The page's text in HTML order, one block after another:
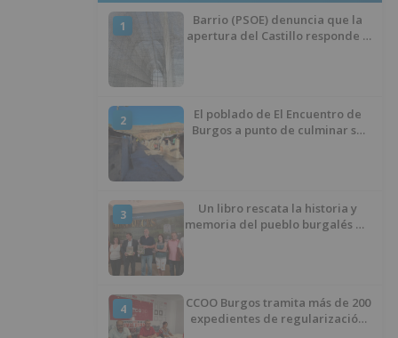
1
Barrio (PSOE) denuncia que la
apertura del Castillo responde a
2
El poblado de El Encuentro de
Burgos a punto de culminar su
3
Un libro rescata la historia y
memoria del pueblo burgalés de
4
CCOO Burgos tramita más de 200
expedientes de regularización